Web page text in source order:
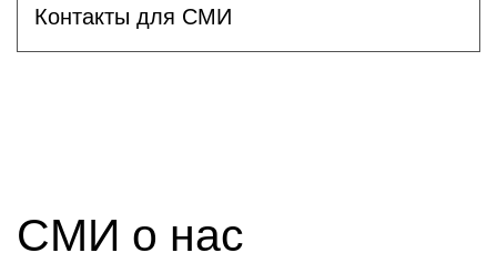
Контакты для СМИ
СМИ о нас